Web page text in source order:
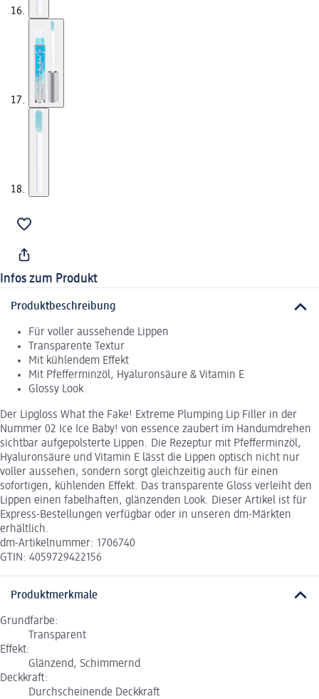
Infos zum Produkt
Produktbeschreibung
Für voller aussehende Lippen
Transparente Textur
Mit kühlendem Effekt
Mit Pfefferminzöl, Hyaluronsäure & Vitamin E
Glossy Look
Der Lipgloss What the Fake! Extreme Plumping Lip Filler in der
Nummer 02 Ice Ice Baby! von essence zaubert im Handumdrehen
sichtbar aufgepolsterte Lippen. Die Rezeptur mit Pfefferminzöl,
Hyaluronsäure und Vitamin E lässt die Lippen optisch nicht nur
voller aussehen, sondern sorgt gleichzeitig auch für einen
sofortigen, kühlenden Effekt. Das transparente Gloss verleiht den
Lippen einen fabelhaften, glänzenden Look. Dieser Artikel ist für
Express-Bestellungen verfügbar oder in unseren dm-Märkten
erhältlich.
dm-Artikelnummer: 1706740
GTIN: 4059729422156
Produktmerkmale
Grundfarbe:
Transparent
Effekt:
Glänzend, Schimmernd
Deckkraft:
Durchscheinende Deckkraft